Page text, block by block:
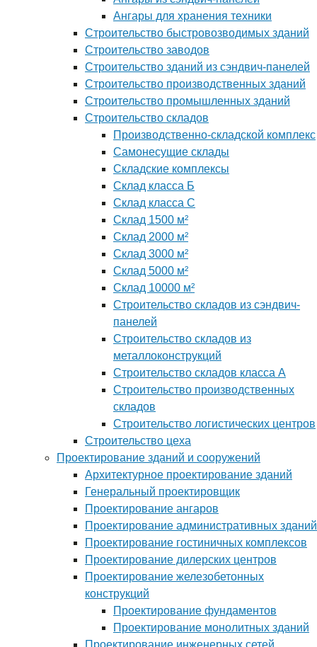
Ангары для хранения техники
Строительство быстровозводимых зданий
Строительство заводов
Строительство зданий из сэндвич-панелей
Строительство производственных зданий
Строительство промышленных зданий
Строительство складов
Производственно-складской комплекс
Самонесущие склады
Складские комплексы
Склад класса Б
Склад класса С
Склад 1500 м²
Склад 2000 м²
Склад 3000 м²
Склад 5000 м²
Склад 10000 м²
Строительство складов из сэндвич-
панелей
Строительство складов из
металлоконструкций
Строительство складов класса А
Строительство производственных
складов
Строительство логистических центров
Строительство цеха
Проектирование зданий и сооружений
Архитектурное проектирование зданий
Генеральный проектировщик
Проектирование ангаров
Проектирование административных зданий
Проектирование гостиничных комплексов
Проектирование дилерских центров
Проектирование железобетонных
конструкций
Проектирование фундаментов
Проектирование монолитных зданий